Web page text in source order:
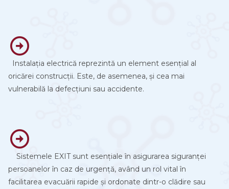
Instalația electrică reprezintă un element esențial al
oricărei construcții. Este, de asemenea, și cea mai
vulnerabilă la defecțiuni sau accidente.
Sistemele EXIT sunt esențiale în asigurarea siguranței
persoanelor în caz de urgență, având un rol vital în
facilitarea evacuării rapide și ordonate dintr-o clădire sau